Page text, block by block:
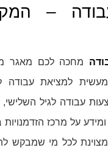
–
מחכה לכם מאגר
מעשית למציאת עבודה
עבודה לגיל השלישי,
על מרכז
לכל מי שמבקש